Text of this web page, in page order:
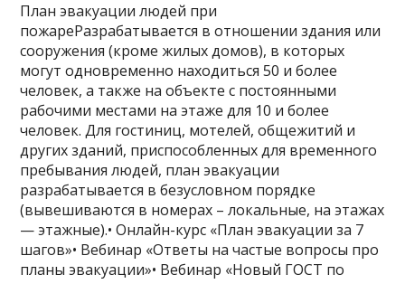
План эвакуации людей при
пожареРазрабатывается в отношении здания или
сооружения (кроме жилых домов), в которых
могут одновременно находиться 50 и более
человек, а также на объекте с постоянными
рабочими местами на этаже для 10 и более
человек. Для гостиниц, мотелей, общежитий и
других зданий, приспособленных для временного
пребывания людей, план эвакуации
разрабатывается в безусловном порядке
(вывешиваются в номерах – локальные, на этажах
— этажные).• Онлайн-курс «План эвакуации за 7
шагов»• Вебинар «Ответы на частые вопросы про
планы эвакуации»• Вебинар «Новый ГОСТ по